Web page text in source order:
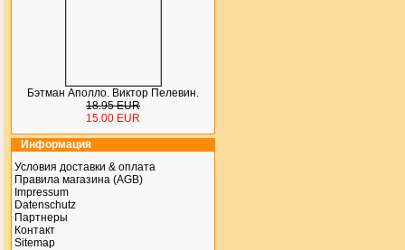
Бэтман Аполло. Виктор Пелевин.
18.95 EUR
15.00 EUR
Информация
Условия доставки & оплата
Правила магазина (AGB)
Impressum
Datenschutz
Партнеры
Контакт
Sitemap